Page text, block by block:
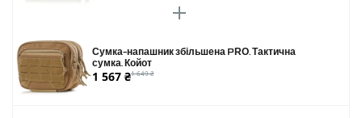
Сумка-напашник збільшена PRO. Тактична
сумка. Койот
1 567 ₴1 649 ₴